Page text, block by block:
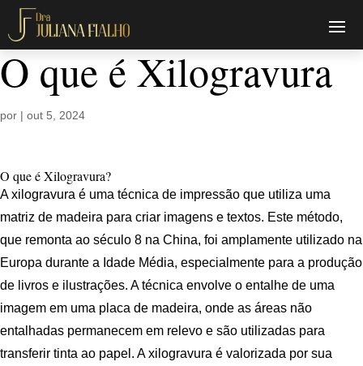
O que é Xilogravura
por | out 5, 2024
O que é Xilogravura?
A xilogravura é uma técnica de impressão que utiliza uma
matriz de madeira para criar imagens e textos. Este método,
que remonta ao século 8 na China, foi amplamente utilizado na
Europa durante a Idade Média, especialmente para a produção
de livros e ilustrações. A técnica envolve o entalhe de uma
imagem em uma placa de madeira, onde as áreas não
entalhadas permanecem em relevo e são utilizadas para
transferir tinta ao papel. A xilogravura é valorizada por sua